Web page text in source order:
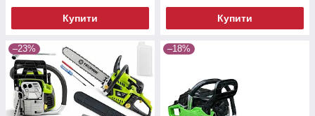
Купити Купити
–23% –18%